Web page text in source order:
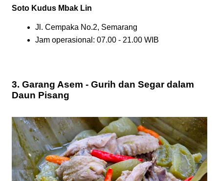
Soto Kudus Mbak Lin
Jl. Cempaka No.2, Semarang
Jam operasional: 07.00 - 21.00 WIB
3. Garang Asem - Gurih dan Segar dalam
Daun Pisang